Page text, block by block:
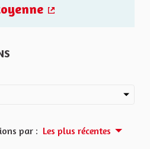
par : Les plus récentes